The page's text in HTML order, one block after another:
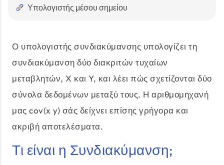
Υπολογιστής μέσου σημείου
Ο υπολογιστής συνδιακύμανσης υπολογίζει τη
συνδιακύμανση δύο διακριτών τυχαίων
μεταβλητών, X και Y, και λέει πώς σχετίζονται δύο
σύνολα δεδομένων μεταξύ τους. Η αριθμομηχανή
μας cov(x y) σάς δείχνει επίσης γρήγορα και
ακριβή αποτελέσματα.
Τι είναι η Συνδιακύμανση;